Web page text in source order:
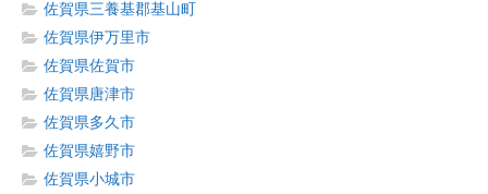
佐賀県三養基郡基山町
佐賀県伊万里市
佐賀県佐賀市
佐賀県唐津市
佐賀県多久市
佐賀県嬉野市
佐賀県小城市